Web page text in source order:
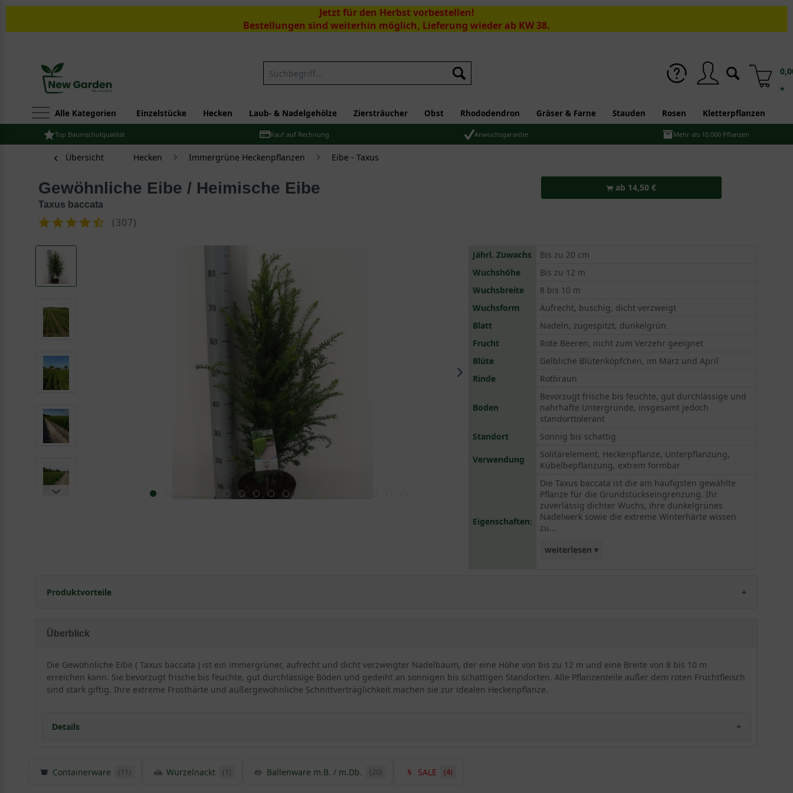
Jetzt für den Herbst vorbestellen!
Bestellungen sind weiterhin möglich, Lieferung wieder ab KW 38.
Suchen
*
Alle Kategorien Einzelstücke Hecken Laub- & Nadelgehölze Ziersträucher Obst Rhododendron Gräser & Farne Stauden Rosen Kletterpflanzen
Top Baumschulqualität Kauf auf Rechnung Anwuchsgarantie Mehr als 10.000 Pflanzen
Übersicht Hecken Immergrüne Heckenpflanzen Eibe - Taxus
Gewöhnliche Eibe / Heimische Eibe
Taxus baccata
(307)
ab 14,50 €
Jährl. Zuwachs
Bis zu 20 cm
Wuchshöhe
Bis zu 12 m
Wuchsbreite
8 bis 10 m
Wuchsform
Aufrecht, buschig, dicht verzweigt
Blatt
Nadeln, zugespitzt, dunkelgrün
Frucht
Rote Beeren, nicht zum Verzehr geeignet
Blüte
Gelbliche Blütenköpfchen, im März und April
Rinde
Rotbraun
Boden
Bevorzugt frische bis feuchte, gut durchlässige und
nahrhafte Untergründe, insgesamt jedoch
standorttolerant
Standort
Sonnig bis schattig
Verwendung
Solitärelement, Heckenpflanze, Unterpflanzung,
Kübelbepflanzung, extrem formbar
Eigenschaften:
Die Taxus baccata ist die am häufigsten gewählte
Pflanze für die Grundstückseingrenzung. Ihr
zuverlässig dichter Wuchs, ihre dunkelgrünes
Nadelwerk sowie die extreme Winterhärte wissen
zu...
weiterlesen ▾
Problem.
Produktvorteile
verzeiht jeglichen Rückschnitt
sehr langlebig und pflegeleicht
(bis zu 500 Jahre)
extrem robust und anspruchslos
verträgt keine extreme Trockenheit
Überblick
Die Gewöhnliche Eibe ( Taxus baccata ) ist ein immergrüner, aufrecht und dicht verzweigter Nadelbaum, der eine Höhe von bis zu 12 m und eine Breite von 8 bis 10 m
erreichen kann. Sie bevorzugt frische bis feuchte, gut durchlässige Böden und gedeiht an sonnigen bis schattigen Standorten. Alle Pflanzenteile außer dem roten Fruchtfleisch
sind stark giftig. Ihre extreme Frosthärte und außergewöhnliche Schnittverträglichkeit machen sie zur idealen Heckenpflanze.
Details
Detaillierte Informationen Gewöhnliche Eibe / Heimische Eibe / Taxus baccata
Containerware (11) Wurzelnackt (1) Ballenware m.B. / m.Db. (20) SALE (4)